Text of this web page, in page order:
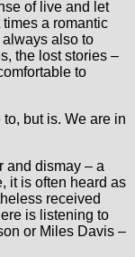
of live and let
a romantic
also to
the lost stories –
to
to, but is. We are in
and dismay – a
it is often heard as
received
is listening to
or Miles Davis –